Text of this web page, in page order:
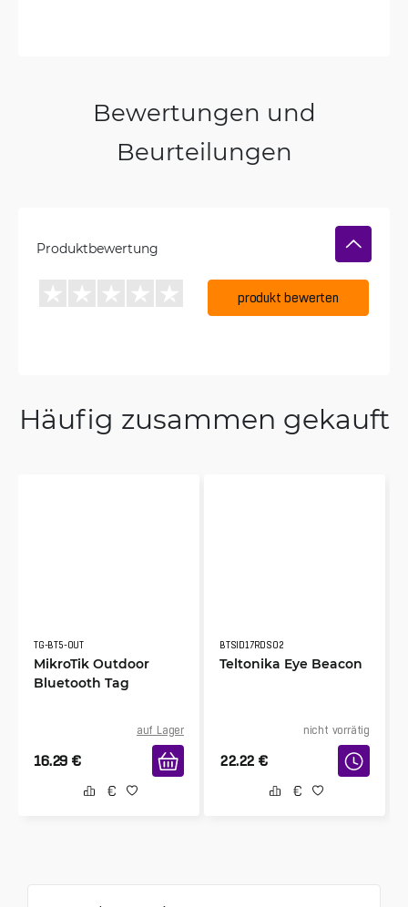
Bewertungen und
Beurteilungen
Produktbewertung
produkt bewerten
Häufig zusammen gekauft
TG-BT5-OUT
MikroTik Outdoor
Bluetooth Tag
auf Lager
16.29 €
BTSID17RDS02
Teltonika Eye Beacon
nicht vorrätig
22.22 €